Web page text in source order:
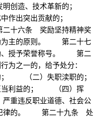
创造、技术革新的；
中作出突出贡献的；
十六条 奖励坚持精神奖
为主的原则。 第二十七
、授予荣誉称号。 第二
之一的，给予处分：
（二）失职渎职的；
当利益的； （四）挥
重违反职业道德、社会公
律的。 第二十九条 处